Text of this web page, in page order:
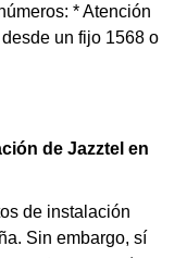
* Atención
un fijo 1568 o
de Jazztel en
de instalación
Sin embargo, sí